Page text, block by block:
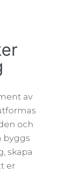
av
och
byggs
skapa
er